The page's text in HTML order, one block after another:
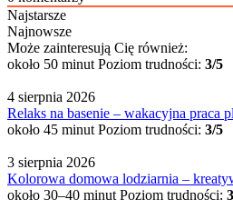
Najstarsze
Najnowsze
Może zainteresują Cię również:
około 50 minut Poziom trudności: 3/5
4 sierpnia 2026
Relaks na basenie – wakacyjna praca
około 45 minut Poziom trudności: 3/5
3 sierpnia 2026
Kolorowa domowa lodziarnia –
około 30–40 minut Poziom trudności: